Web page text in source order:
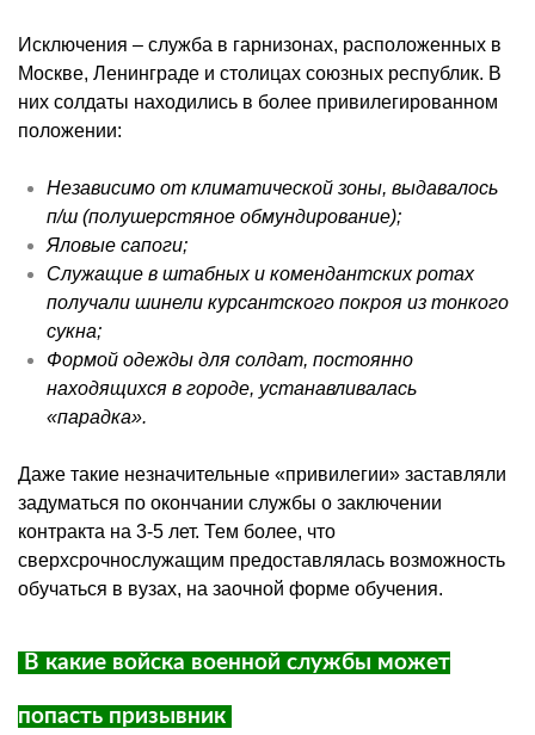
Исключения – служба в гарнизонах, расположенных в
Москве, Ленинграде и столицах союзных республик. В
них солдаты находились в более привилегированном
положении:
Независимо от климатической зоны, выдавалось
п/ш (полушерстяное обмундирование);
Яловые сапоги;
Служащие в штабных и комендантских ротах
получали шинели курсантского покроя из тонкого
сукна;
Формой одежды для солдат, постоянно
находящихся в городе, устанавливалась
«парадка».
Даже такие незначительные «привилегии» заставляли
задуматься по окончании службы о заключении
контракта на 3-5 лет. Тем более, что
сверхсрочнослужащим предоставлялась возможность
обучаться в вузах, на заочной форме обучения.
В какие войска военной службы может
попасть призывник